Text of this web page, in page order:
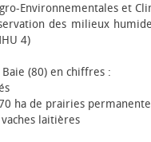
Environnementales et
des milieux
4)
(80) en chiffres :
ha de prairies
laitières